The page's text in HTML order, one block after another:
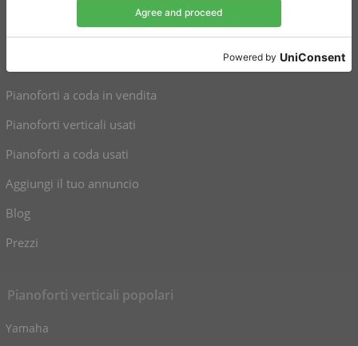
Collegamenti
Pianoforti a coda in vendita
Pianoforti verticali usati
Pianoforti a coda usati
Aggiungi il tuo annuncio
Blog
Prezzi
Pianoforti verticali popolari
Yamaha